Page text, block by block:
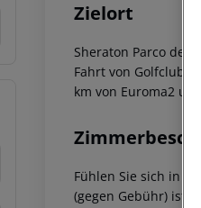
Zielort
Sheraton Parco de''
Fahrt von Golfclub
km von Euroma2
Fühlen Sie sich in
(gegen Gebühr) ist